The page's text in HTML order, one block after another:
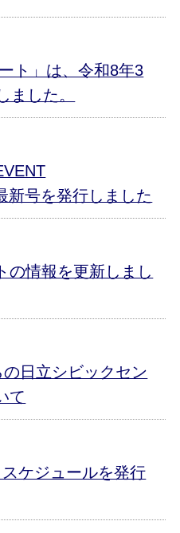
ト」は、令和8年3
ました。
新号を発行しました
の情報を更新しまし
日立シビックセン
て
ケジュールを発行